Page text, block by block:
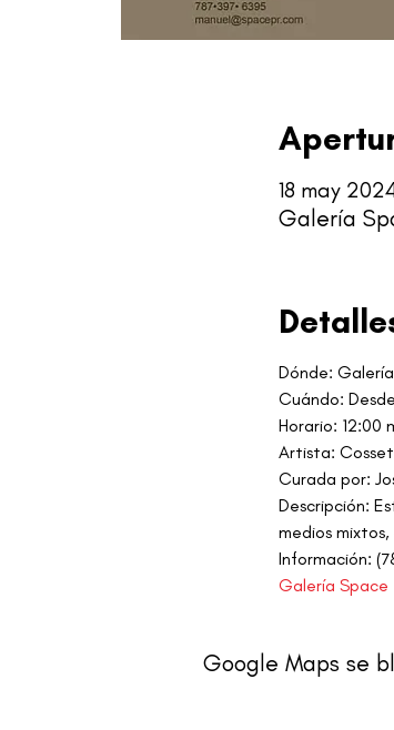
18 may
Galería
Dónde:
Cuándo:
Horario: 12:00
Artista:
Curada por:
Descripción:
medios
Información:
Galería Space
Google Maps se